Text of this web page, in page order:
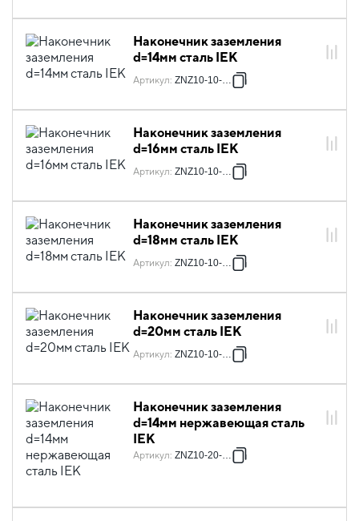
Наконечник заземления
d=14мм сталь IEK
Артикул: ZNZ10-10-014
Наконечник заземления
d=16мм сталь IEK
Артикул: ZNZ10-10-016
Наконечник заземления
d=18мм сталь IEK
Артикул: ZNZ10-10-018
Наконечник заземления
d=20мм сталь IEK
Артикул: ZNZ10-10-020
Наконечник заземления
d=14мм нержавеющая сталь
IEK
Артикул: ZNZ10-20-014